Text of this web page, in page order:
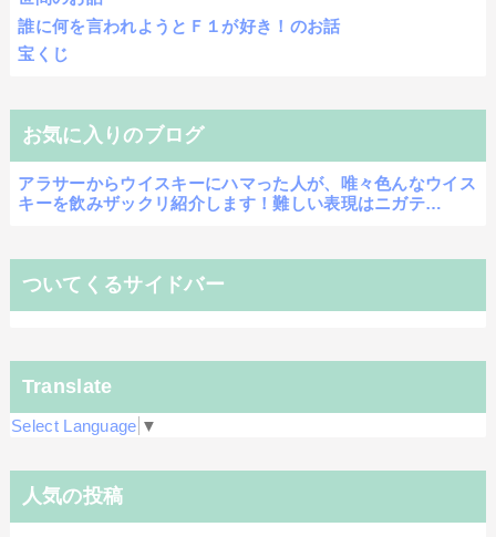
誰に何を言われようとＦ１が好き！のお話
宝くじ
お気に入りのブログ
アラサーからウイスキーにハマった人が、唯々色んなウイス
キーを飲みザックリ紹介します！難しい表現はニガテ…
ついてくるサイドバー
Translate
Select Language ▼
人気の投稿